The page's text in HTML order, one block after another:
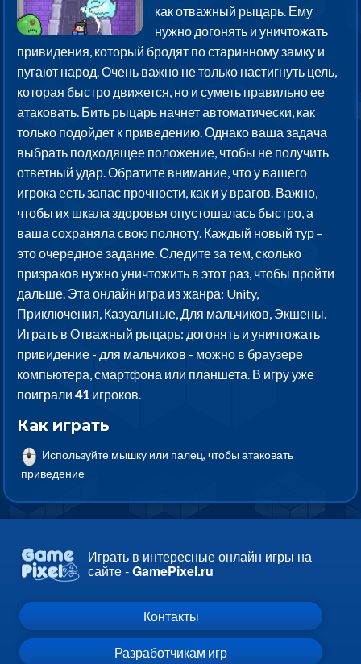
как отважный рыцарь. Ему
нужно догонять и уничтожать
привидения, который бродят по старинному замку и
пугают народ. Очень важно не только настигнуть цель,
которая быстро движется, но и суметь правильно ее
атаковать. Бить рыцарь начнет автоматически, как
только подойдет к приведению. Однако ваша задача
выбрать подходящее положение, чтобы не получить
ответный удар. Обратите внимание, что у вашего
игрока есть запас прочности, как и у врагов. Важно,
чтобы их шкала здоровья опустошалась быстро, а
ваша сохраняла свою полноту. Каждый новый тур –
это очередное задание. Следите за тем, сколько
призраков нужно уничтожить в этот раз, чтобы пройти
дальше. Эта онлайн игра из жанра: Unity,
Приключения, Казуальные, Для мальчиков, Экшены.
Играть в Отважный рыцарь: догонять и уничтожать
привидение - для мальчиков - можно в браузере
компьютера, смартфона или планшета. В игру уже
поиграли41 игроков.
Как играть
Используйте мышку или палец, чтобы атаковать
приведение
Играть в интересные онлайн игры на
сайте -GamePixel.ru
Контакты
Разработчикам игр